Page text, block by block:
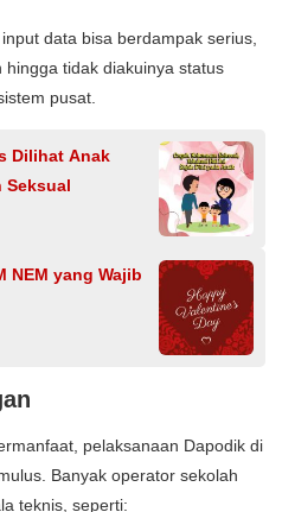
data bisa berdampak serius,
tidak diakuinya status
pusat.
Dilihat Anak
Seksual
NEM yang Wajib
pelaksanaan Dapodik di
Banyak operator sekolah
teknis, seperti: